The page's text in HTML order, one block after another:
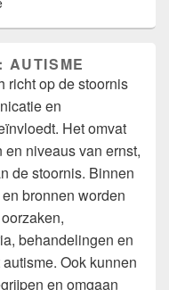
AUTISME
richt op de stoornis
en
Het omvat
niveaus van ernst,
de stoornis. Binnen
bronnen worden
behandelingen en
Ook kunnen
en omgaan